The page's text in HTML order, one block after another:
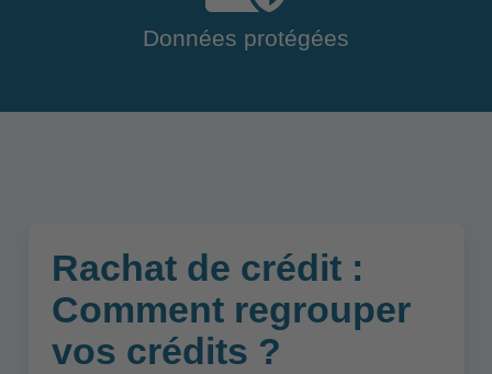
Données protégées
Rachat de crédit :
Comment regrouper
vos crédits ?